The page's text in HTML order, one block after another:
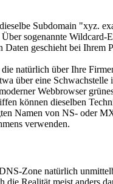
Subdomain "xyz.
sogenannte
geschieht bei
natürlich über Ihre
über eine
Webbrowser
können dieselben
Namen von NS- oder
verwenden.
Zone natürlich
die Realität meist